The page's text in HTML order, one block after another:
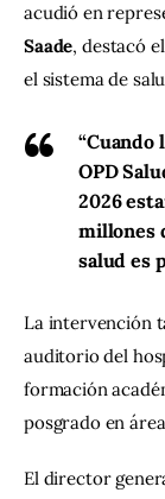
acudió en
Saade, destacó
el sistema de
“Cuando
OPD
2026
millones
salud es
La intervención
auditorio del
formación
posgrado en
El director